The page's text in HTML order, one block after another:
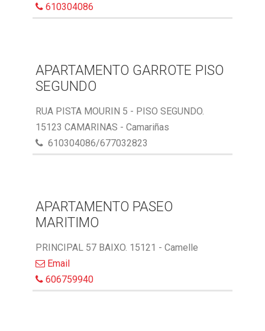
610304086
APARTAMENTO GARROTE PISO
SEGUNDO
RUA PISTA MOURIN 5 - PISO SEGUNDO.
15123 CAMARINAS - Camariñas
610304086/677032823
APARTAMENTO PASEO
MARITIMO
PRINCIPAL 57 BAIXO. 15121 - Camelle
Email
606759940